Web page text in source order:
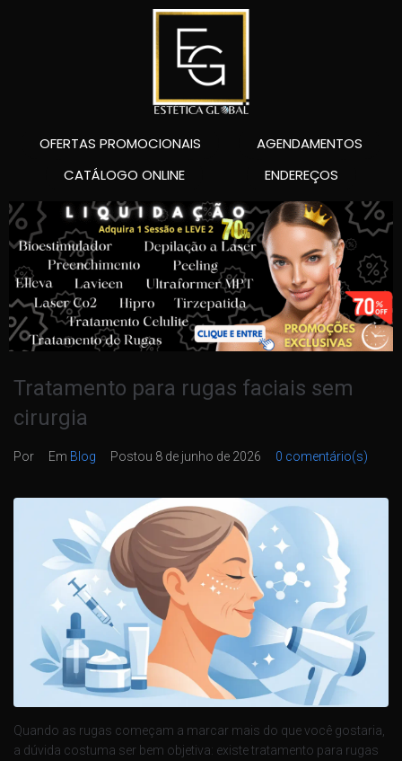
OFERTAS PROMOCIONAIS
AGENDAMENTOS
CATÁLOGO ONLINE
ENDEREÇOS
Tratamento para rugas faciais sem
cirurgia
Por Em Blog Postou 8 de junho de 2026 0 comentário(s)
Quando as rugas começam a marcar mais do que você gostaria,
a dúvida costuma ser bem objetiva: existe tratamento para rugas